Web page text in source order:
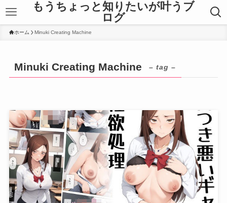
もうちょっと知りたいが叶うブ
ログ
ホーム Minuki Creating Machine
Minuki Creating Machine – tag –